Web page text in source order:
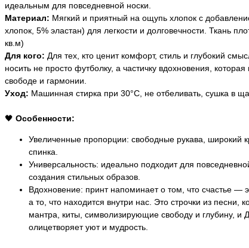
идеальным для повседневной носки.
Материал: Мягкий и приятный на ощупь хлопок с
хлопок, 5% эластан) для легкости и долговечности. Ткань
кв.м)
Для кого: Для тех, кто ценит комфорт, стиль и глубокий
носить не просто футболку, а частичку вдохновения,
свободе и гармонии.
Уход: Машинная стирка при 30°C, не отбеливать, сушка в
🖤 Особенности:
Увеличенные пропорции: свободные рукава, широкий
спинка.
Универсальность: идеально подходит для
создания стильных образов.
Вдохновение: принт напоминает о том, что счастье —
а то, что находится внутри нас. Это строчки из песни,
мантра, киты, символизирующие свободу и глубину, и
олицетворяет уют и мудрость.